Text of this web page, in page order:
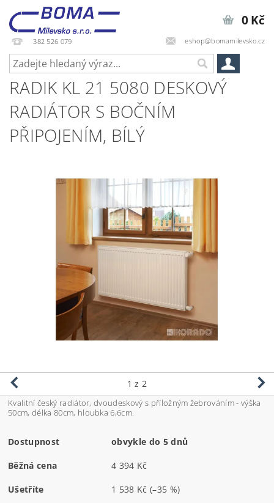
382 526 079 eshop@bomamilevsko.cz
0 Kč
RADIK KL 21 5080 DESKOVÝ
RADIÁTOR S BOČNÍM
PŘIPOJENÍM, BÍLÝ
1 z 2
Kvalitní český radiátor, dvoudeskový s příložným žebrováním - výška
50cm, délka 80cm, hloubka 6,6cm.
Dostupnost obvykle do 5 dnů
Běžná cena 4 394 Kč
Ušetříte 1 538 Kč (–35 %)